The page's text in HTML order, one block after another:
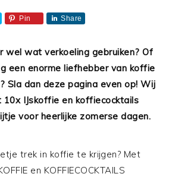
Pin Share
wel wat verkoeling gebruiken? Of
een enorme liefhebber van koffie
Sla dan deze pagina even op! Wij
IJskoffie en koffiecocktails
voor heerlijke zomerse dagen.
trek in koffie te krijgen? Met
en KOFFIECOCKTAILS